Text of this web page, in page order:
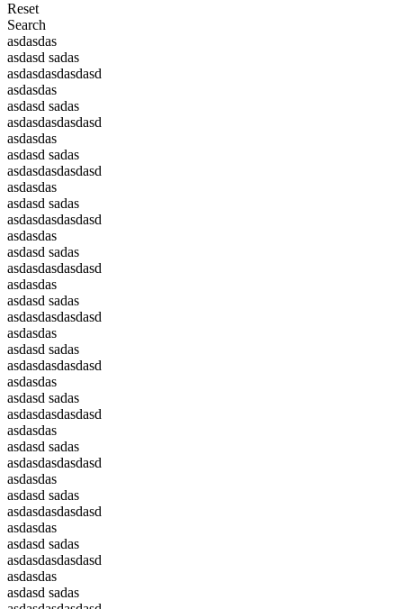
Reset
Search
asdasdas
asdasd sadas
asdasdasdasdasd
asdasdas
asdasd sadas
asdasdasdasdasd
asdasdas
asdasd sadas
asdasdasdasdasd
asdasdas
asdasd sadas
asdasdasdasdasd
asdasdas
asdasd sadas
asdasdasdasdasd
asdasdas
asdasd sadas
asdasdasdasdasd
asdasdas
asdasd sadas
asdasdasdasdasd
asdasdas
asdasd sadas
asdasdasdasdasd
asdasdas
asdasd sadas
asdasdasdasdasd
asdasdas
asdasd sadas
asdasdasdasdasd
asdasdas
asdasd sadas
asdasdasdasdasd
asdasdas
asdasd sadas